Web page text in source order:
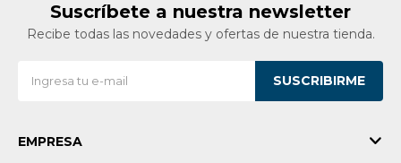
Suscríbete a nuestra newsletter
Recibe todas las novedades y ofertas de nuestra tienda.
SUSCRIBIRME
EMPRESA